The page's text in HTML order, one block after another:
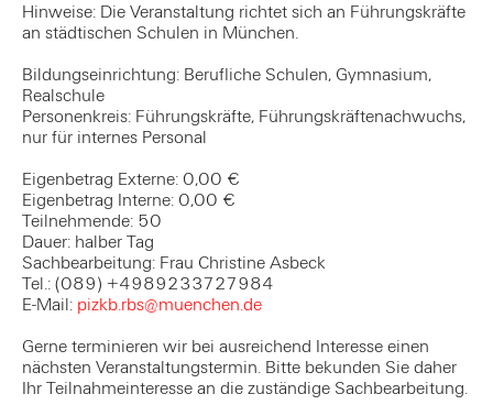
Hinweise: Die Veranstaltung richtet sich an Führungskräfte
an städtischen Schulen in München.
Bildungseinrichtung: Berufliche Schulen, Gymnasium,
Realschule
Personenkreis: Führungskräfte, Führungskräftenachwuchs,
nur für internes Personal
Eigenbetrag Externe: 0,00 €
Eigenbetrag Interne: 0,00 €
Teilnehmende: 50
Dauer: halber Tag
Sachbearbeitung: Frau Christine Asbeck
Tel.: (089) +4989233727984
E-Mail: pizkb.rbs@muenchen.de
Gerne terminieren wir bei ausreichend Interesse einen
nächsten Veranstaltungstermin. Bitte bekunden Sie daher
Ihr Teilnahmeinteresse an die zuständige Sachbearbeitung.